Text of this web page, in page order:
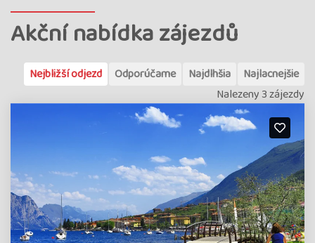
Akční nabídka zájezdů
Nejbližší odjezd Odporúčame Najdlhšia
Najlacnejšie
Nalezeny 3 zájezdy